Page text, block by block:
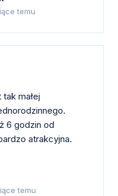
temu
małej
6 godzin od
atrakcyjna.
temu